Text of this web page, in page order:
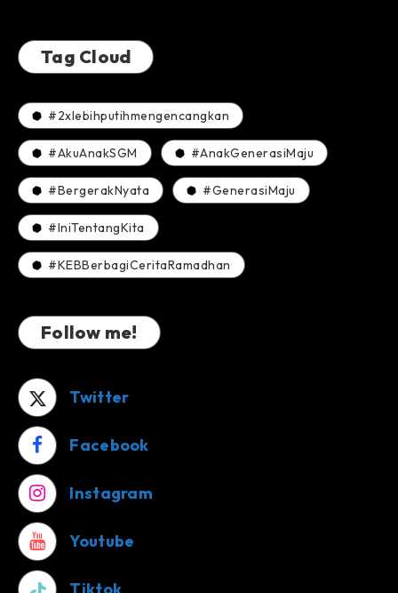
Tag Cloud
#2xlebihputihmengencangkan
#AkuAnakSGM #AnakGenerasiMaju
#BergerakNyata #GenerasiMaju
#IniTentangKita
#KEBBerbagiCeritaRamadhan
Follow me!
Twitter
Facebook
Instagram
Youtube